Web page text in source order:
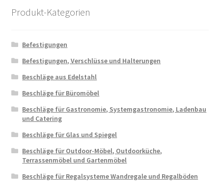
Produkt-Kategorien
Befestigungen
Befestigungen, Verschlüsse und Halterungen
Beschläge aus Edelstahl
Beschläge für Büromöbel
Beschläge für Gastronomie, Systemgastronomie, Ladenbau
und Catering
Beschläge für Glas und Spiegel
Beschläge für Outdoor-Möbel, Outdoorküche,
Terrassenmöbel und Gartenmöbel
Beschläge für Regalsysteme Wandregale und Regalböden